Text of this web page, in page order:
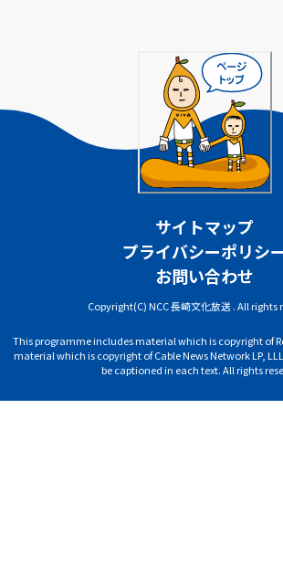
サイトマップ
プライバシーポリシ
お問い合わせ
Copyright(C) NCC 長崎文化放送 . All rights
This programme includes material which is copyright of
material which is copyright of Cable News Network LP,
be captioned in each text. All rights